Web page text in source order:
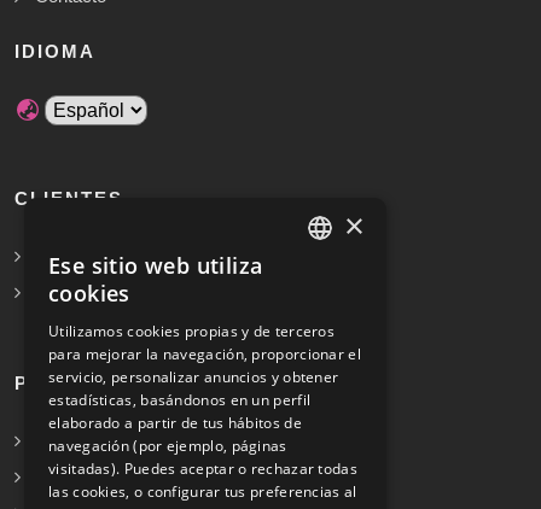
IDIOMA
CLIENTES
Solicita Presupuesto Gratis
Preguntas frecuentes
PROFESIONALES
Info para profesionales
Registrarse
×
Ese sitio web utiliza
cookies
Utilizamos cookies propias y de terceros
para mejorar la navegación, proporcionar el
servicio, personalizar anuncios y obtener
estadísticas, basándonos en un perfil
elaborado a partir de tus hábitos de
navegación (por ejemplo, páginas
visitadas). Puedes aceptar o rechazar todas
las cookies, o configurar tus preferencias al